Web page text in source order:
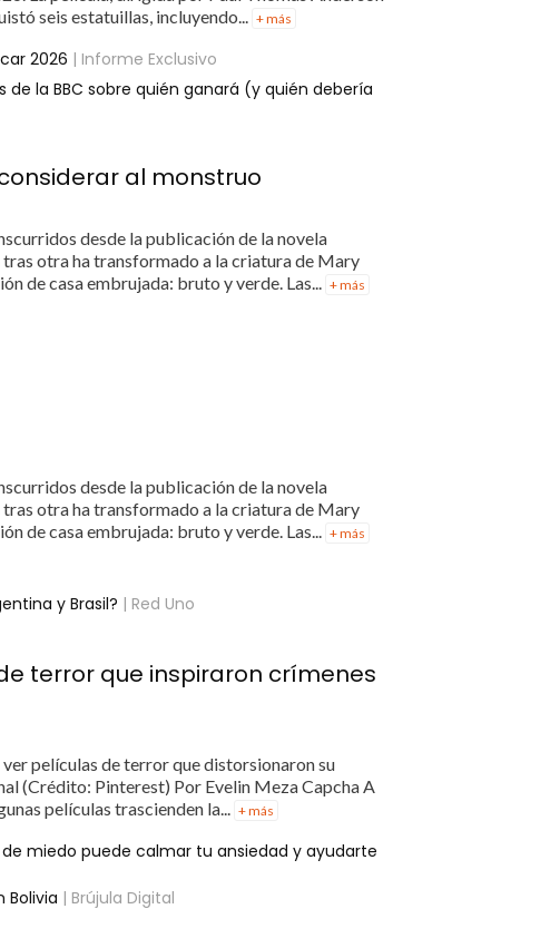
seis estatuillas, incluyendo... + más
2026 | Informe Exclusivo
la BBC sobre quién ganará (y quién debería
al monstruo
desde la publicación de la novela
otra ha transformado a la criatura de Mary
de casa embrujada: bruto y verde. Las...
+ más
desde la publicación de la novela
otra ha transformado a la criatura de Mary
de casa embrujada: bruto y verde. Las... + más
y Brasil? | Red Uno
terror que inspiraron crímenes
películas de terror que distorsionaron su
(Crédito: Pinterest) Por Evelin Meza Capcha A
películas trascienden la... + más
miedo puede calmar tu ansiedad y ayudarte
Bolivia | Brújula Digital